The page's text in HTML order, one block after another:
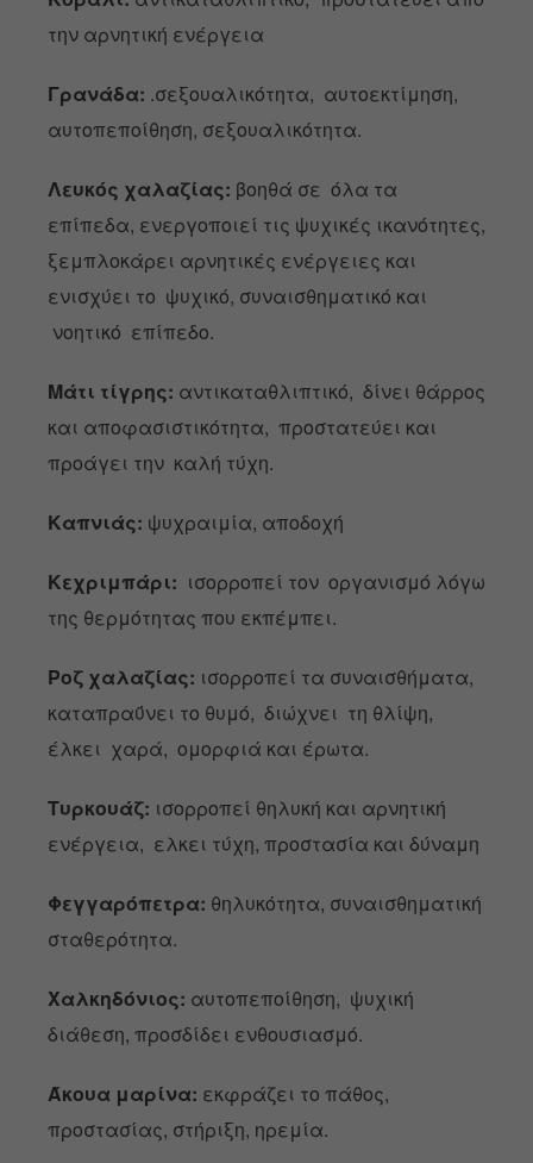
την αρνητική ενέργεια
Γρανάδα: .σεξουαλικότητα, αυτοεκτίμηση,
αυτοπεποίθηση, σεξουαλικότητα.
Λευκός χαλαζίας: βοηθά σε όλα τα
επίπεδα, ενεργοποιεί τις ψυχικές ικανότητες,
ξεμπλοκάρει αρνητικές ενέργειες και
ενισχύει το ψυχικό, συναισθηματικό και
νοητικό επίπεδο.
Μάτι τίγρης: αντικαταθλιπτικό, δίνει θάρρος
και αποφασιστικότητα, προστατεύει και
προάγει την καλή τύχη.
Καπνιάς: ψυχραιμία, αποδοχή
Κεχριμπάρι: ισορροπεί τον οργανισμό λόγω
της θερμότητας που εκπέμπει.
Ροζ χαλαζίας: ισορροπεί τα συναισθήματα,
καταπραΰνει το θυμό, διώχνει τη θλίψη,
έλκει χαρά, ομορφιά και έρωτα.
Τυρκουάζ: ισορροπεί θηλυκή και αρνητική
ενέργεια, ελκει τύχη, προστασία και δύναμη
Φεγγαρόπετρα: θηλυκότητα, συναισθηματική
σταθερότητα.
Χαλκηδόνιος: αυτοπεποίθηση, ψυχική
διάθεση, προσδίδει ενθουσιασμό.
Άκουα μαρίνα: εκφράζει το πάθος,
προστασίας, στήριξη, ηρεμία.